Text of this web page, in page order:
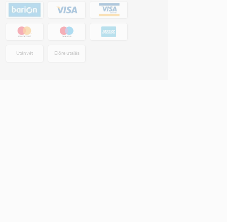
Utánvét Előre utalás